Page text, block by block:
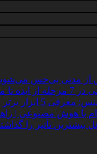
پس از مدتی بی‌حس
واقعی
5 ابزار برتر
هوش مصنوعی |
تأثیر را گذاشته؟